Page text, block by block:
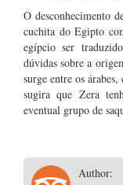
O desconhecimento
cuchita do Egipto
egípcio ser
dúvidas sobre a
surge entre os
sugira que Zera
eventual grupo de
Author: